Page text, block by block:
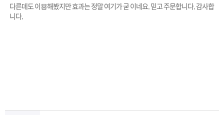
하
센
이
주
[2026구정 연휴]설 연휴 배송 및 휴무 안내
다른데도 이묭해봤지만 효과는 정말 여기가 굳 이네요. 믿고 주문합니다. 감사합
니다.